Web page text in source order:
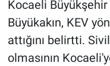
Kocaeli
Büyükakın, KEV
attığını belirtti.
olmasının